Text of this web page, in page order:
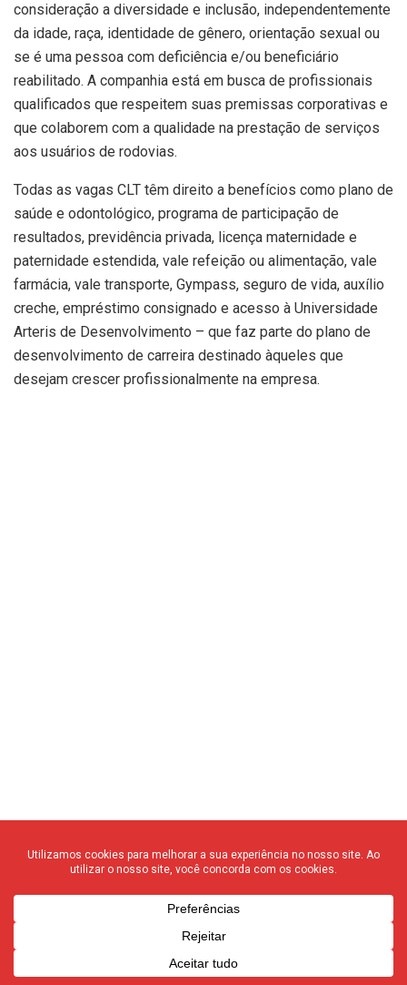
consideração a diversidade e inclusão, independentemente
da idade, raça, identidade de gênero, orientação sexual ou
se é uma pessoa com deficiência e/ou beneficiário
reabilitado. A companhia está em busca de profissionais
qualificados que respeitem suas premissas corporativas e
que colaborem com a qualidade na prestação de serviços
aos usuários de rodovias.
Todas as vagas CLT têm direito a benefícios como plano de
saúde e odontológico, programa de participação de
resultados, previdência privada, licença maternidade e
paternidade estendida, vale refeição ou alimentação, vale
farmácia, vale transporte, Gympass, seguro de vida, auxílio
creche, empréstimo consignado e acesso à Universidade
Arteris de Desenvolvimento – que faz parte do plano de
desenvolvimento de carreira destinado àqueles que
desejam crescer profissionalmente na empresa.
© 2020 F3 Notícias – Todos os direitos reservados
quem somos